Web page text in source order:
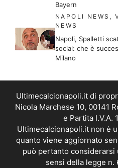
Bayern
NAPOLI NEWS ,
NEWS
Napoli, Spalletti
social: che è
Milano
Ultimecalcionapoli.it di
Nicola Marchese 10, 00141
e Partita I.V.A.
Ultimecalcionapoli.it non è
quanto viene aggiornato
può pertanto
sensi della legge n.